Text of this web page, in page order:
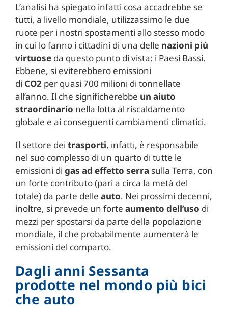
L’analisi ha spiegato infatti cosa accadrebbe se
tutti, a livello mondiale, utilizzassimo le due
ruote per i nostri spostamenti allo stesso modo
in cui lo fanno i cittadini di una delle nazioni più
virtuoseda questo punto di vista: i Paesi Bassi.
Ebbene, si eviterebbero emissioni
di CO2per quasi 700 milioni di tonnellate
all’anno. Il che significherebbe un aiuto
straordinario nella lotta al riscaldamento
globale e ai conseguenti cambiamenti climatici.
Il settore dei trasporti, infatti, è responsabile
nel suo complesso di un quarto di tutte le
emissioni di gas ad effetto serra sulla Terra, con
un forte contributo (pari a circa la metà del
totale) da parte delle auto. Nei prossimi decenni,
inoltre, si prevede un forte aumento dell’uso di
mezzi per spostarsi da parte della popolazione
mondiale, il che probabilmente aumenterà le
emissioni del comparto.
Dagli anni Sessanta
prodotte nel mondo più bici
che auto